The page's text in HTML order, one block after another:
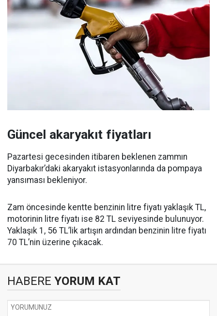
Güncel akaryakıt fiyatları
Pazartesi gecesinden itibaren beklenen zammın
Diyarbakır’daki akaryakıt istasyonlarında da pompaya
yansıması bekleniyor.
Zam öncesinde kentte benzinin litre fiyatı yaklaşık TL,
motorinin litre fiyatı ise 82 TL seviyesinde bulunuyor.
Yaklaşık 1, 56 TL’lik artışın ardından benzinin litre fiyatı
70 TL’nin üzerine çıkacak.
HABERE YORUM KAT